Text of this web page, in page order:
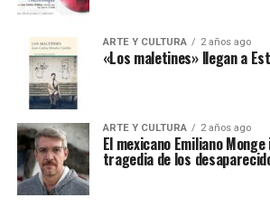
ARTE Y CULTURA 2 años ago
«Los maletines» llegan a
ARTE Y CULTURA 2 años ago
El mexicano Emiliano
tragedia de los